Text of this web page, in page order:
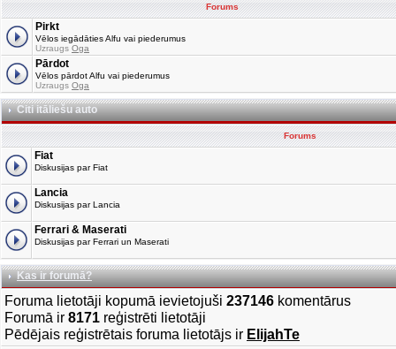
Forums
Pirkt
Vēlos iegādāties Alfu vai piederumus
Uzraugs Oga
Pārdot
Vēlos pārdot Alfu vai piederumus
Uzraugs Oga
Citi itāliešu auto
Forums
Fiat
Diskusijas par Fiat
Lancia
Diskusijas par Lancia
Ferrari & Maserati
Diskusijas par Ferrari un Maserati
Kas ir forumā?
Foruma lietotāji kopumā ievietojuši 237146 komentārus
Forumā ir 8171 reģistrēti lietotāji
Pēdējais reģistrētais foruma lietotājs ir ElijahTe